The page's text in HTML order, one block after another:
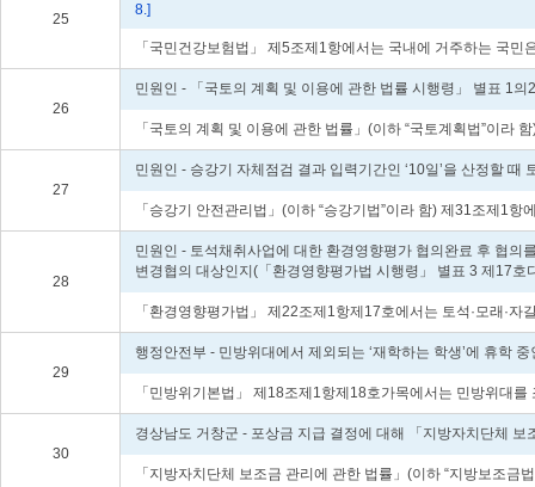
25
8.]
「국민건강보험법」 제5조제1항에서는 국내에 거주하는 국
26
민원인 - 「국토의 계획 및 이용에 관한 법률 시행령」 별표 1
「국토의 계획 및 이용에 관한 법률」(이하 “국토계획법”이
27
민원인 - 승강기 자체점검 결과 입력기간인 ‘10일’을 산정할
「승강기 안전관리법」(이하 “승강기법”이라 함) 제31조제1
28
민원인 - 토석채취사업에 대한 환경영향평가 협의완료 후 협
변경협의 대상인지(「환경영향평가법 시행령」 별표 3 제17호
「환경영향평가법」 제22조제1항제17호에서는 토석·모래·
29
행정안전부 - 민방위대에서 제외되는 ‘재학하는 학생’에 휴학
「민방위기본법」 제18조제1항제18호가목에서는 민방위대
30
경상남도 거창군 - 포상금 지급 결정에 대해 「지방자치단체
「지방자치단체 보조금 관리에 관한 법률」(이하 “지방보조